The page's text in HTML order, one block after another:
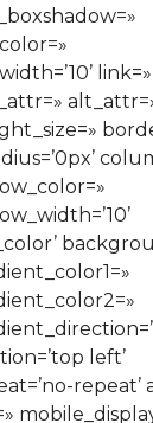
left’
repeat’